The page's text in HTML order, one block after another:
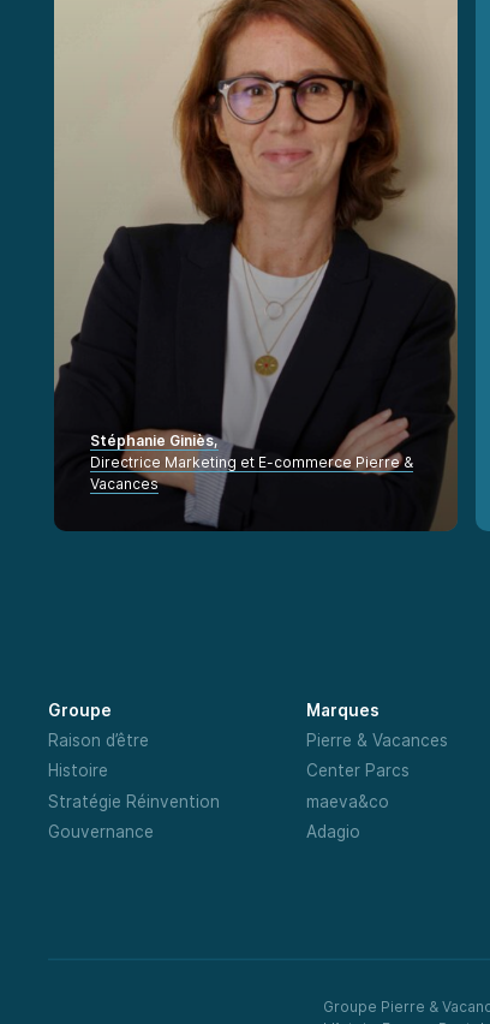
Stéphanie Giniès,
Directrice Marketing et E-commerce Pierre &
Vacances
Groupe
Raison d’être
Histoire
Stratégie Réinvention
Gouvernance
Marques
Pierre & Vacances
Center Parcs
maeva&co
Adagio
Groupe Pierre &